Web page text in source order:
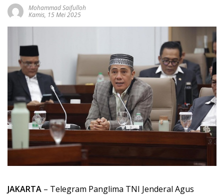
Mohammad Saifulloh
Kamis, 15 Mei 2025
JAKARTA – Telegram Panglima TNI Jenderal Agus